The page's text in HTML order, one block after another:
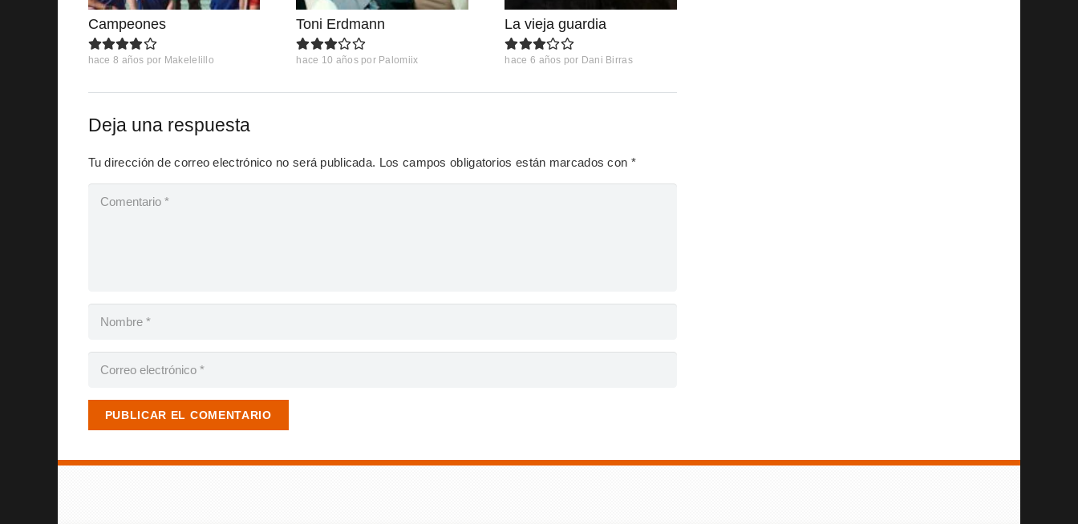
Campeones
hace 8 años por Makelelillo
Toni Erdmann
hace 10 años por Palomiix
La vieja guardia
hace 6 años por Dani Birras
Deja una respuesta
Tu dirección de correo electrónico no será publicada. Los campos obligatorios están marcados con *
PUBLICAR EL COMENTARIO